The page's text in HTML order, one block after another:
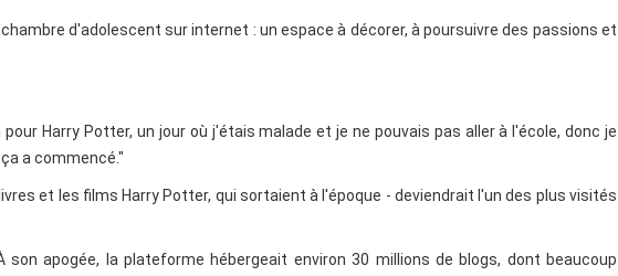
d'adolescent sur internet : un espace à décorer, à poursuivre des passions et
Harry Potter, un jour où j'étais malade et je ne pouvais pas aller à l'école, donc je
a commencé."
et les films Harry Potter, qui sortaient à l'époque - deviendrait l'un des plus visités
apogée, la plateforme hébergeait environ 30 millions de blogs, dont beaucoup